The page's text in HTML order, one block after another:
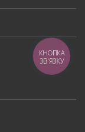
КНОПКА
ЗВ'ЯЗКУ